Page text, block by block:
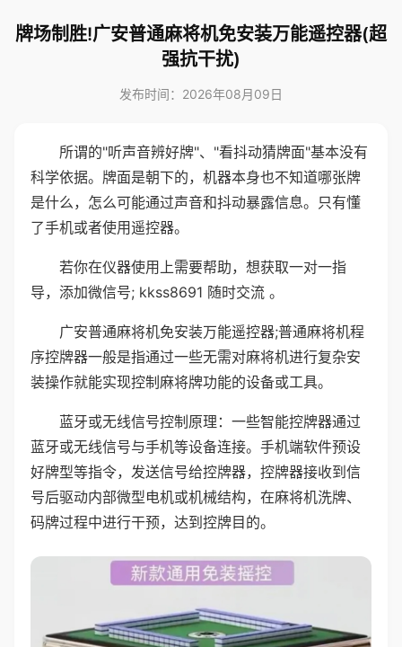
牌场制胜!广安普通麻将机免安装万能遥控器(超
强抗干扰)
发布时间：2026年08月09日
所谓的"听声音辨好牌"、"看抖动猜牌面"基本没有
科学依据。牌面是朝下的，机器本身也不知道哪张牌
是什么，怎么可能通过声音和抖动暴露信息。只有懂
了手机或者使用遥控器。
若你在仪器使用上需要帮助，想获取一对一指
导，添加微信号; kkss8691 随时交流 。
广安普通麻将机免安装万能遥控器;普通麻将机程
序控牌器一般是指通过一些无需对麻将机进行复杂安
装操作就能实现控制麻将牌功能的设备或工具。
蓝牙或无线信号控制原理：一些智能控牌器通过
蓝牙或无线信号与手机等设备连接。手机端软件预设
好牌型等指令，发送信号给控牌器，控牌器接收到信
号后驱动内部微型电机或机械结构，在麻将机洗牌、
码牌过程中进行干预，达到控牌目的。